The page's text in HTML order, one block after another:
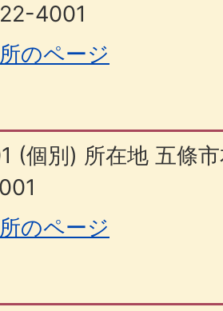
4001
のページ
(個別) 所在地 五條
のページ